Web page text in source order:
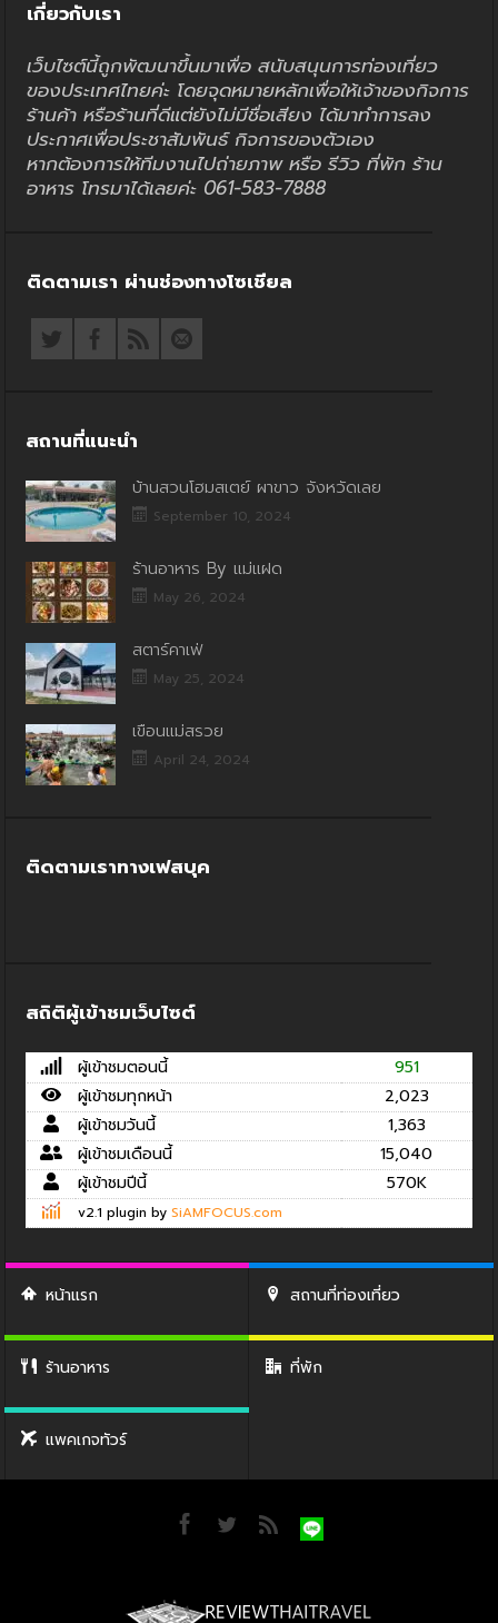
เกี่ยวกับเรา
เว็บไซต์นี้ถูกพัฒนาขึ้นมาเพื่อ สนับสนุนการท่องเที่ยว
ของประเทศไทยค่ะ โดยจุดหมายหลักเพื่อให้เจ้าของกิจการ
ร้านค้า หรือร้านที่ดีแต่ยังไม่มีชื่อเสียง ได้มาทำการลง
ประกาศเพื่อประชาสัมพันธ์ กิจการของตัวเอง
หากต้องการให้ทีมงานไปถ่ายภาพ หรือ รีวิว ที่พัก ร้าน
อาหาร โทรมาได้เลยค่ะ 061-583-7888
ติดตามเรา ผ่านช่องทางโซเชียล
สถานที่แนะนำ
บ้านสวนโฮมสเตย์ ผาขาว จังหวัดเลย
September 10, 2024
ร้านอาหาร By แม่แฝด
May 26, 2024
สตาร์คาเฟ่
May 25, 2024
เขื่อนแม่สรวย
April 24, 2024
ติดตามเราทางเฟสบุค
สถิติผู้เข้าชมเว็บไซต์
ผู้เข้าชมตอนนี้
951
ผู้เข้าชมทุกหน้า
2,023
ผู้เข้าชมวันนี้
1,363
ผู้เข้าชมเดือนนี้
15,040
ผู้เข้าชมปีนี้
570K
v2.1 plugin by SiAMFOCUS.com
หน้าแรก สถานที่ท่องเที่ยว
ร้านอาหาร ที่พัก
แพคเกจทัวร์